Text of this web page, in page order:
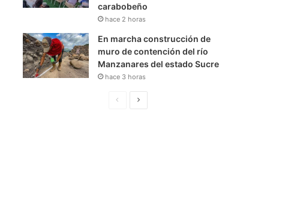
carabobeño
hace 2 horas
En marcha construcción de
muro de contención del río
Manzanares del estado Sucre
hace 3 horas
S